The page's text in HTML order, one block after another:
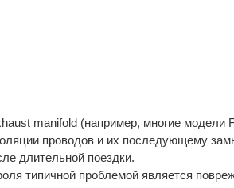
manifold (например, многие модели
проводов и их последующему
длительной поездки.
типичной проблемой является